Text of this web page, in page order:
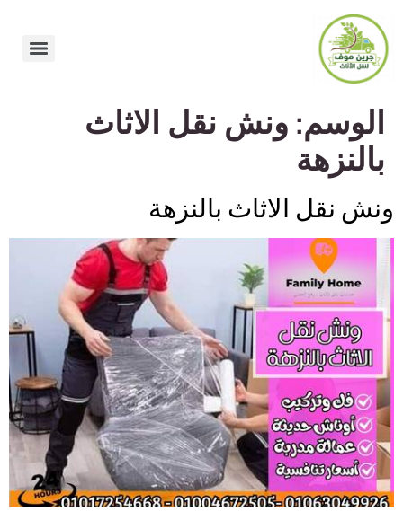
الوسم: ونش نقل الاثاث
بالنزهة
ونش نقل الاثاث بالنزهة